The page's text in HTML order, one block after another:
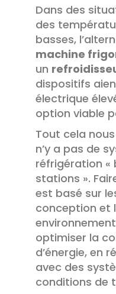
Dans des
des
basses,
machine
un
dispositifs
électrique
option viable
Tout cela
n’y a pas de
réfrigération «
stations ».
est basé sur
conception et
optimiser la
d’énergie, en
avec des
conditions de